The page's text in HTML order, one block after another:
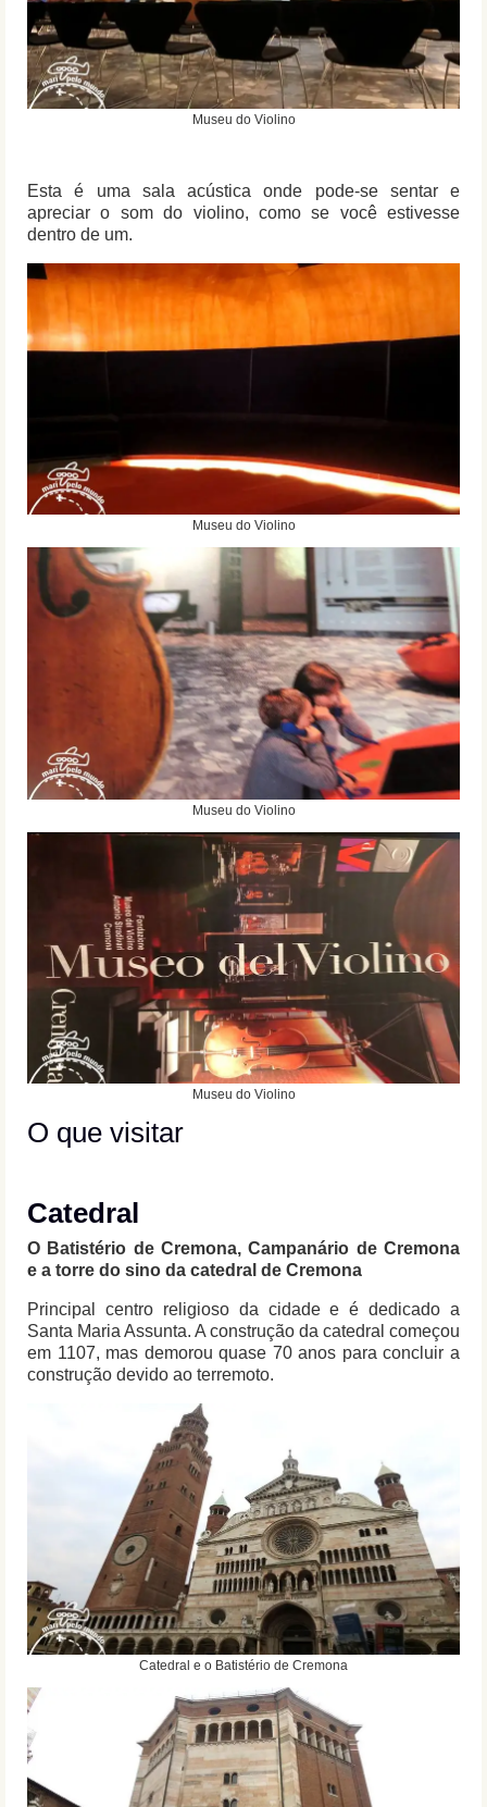
Museu do Violino
Esta é uma sala acústica onde pode-se sentar e
apreciar o som do violino, como se você estivesse
dentro de um.
Museu do Violino
Museu do Violino
Museu do Violino
O que visitar
Catedral
O Batistério de Cremona, Campanário de Cremona
e a torre do sino da catedral de Cremona
Principal centro religioso da cidade e é dedicado a
Santa Maria Assunta. A construção da catedral começou
em 1107, mas demorou quase 70 anos para concluir a
construção devido ao terremoto.
Catedral e o Batistério de Cremona